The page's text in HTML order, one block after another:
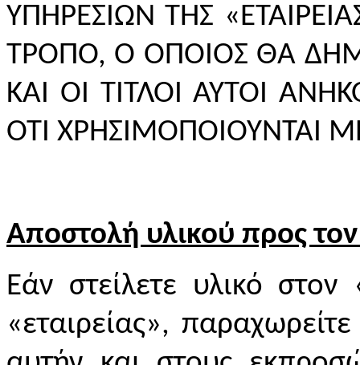
ΥΠΗΡΕΣΙΩΝ ΤΗΣ
ΤΡΟΠΟ, Ο ΟΠΟΙΟΣ ΘΑ
ΚΑΙ ΟΙ ΤΙΤΛΟΙ ΑΥΤΟΙ
ΟΤΙ ΧΡΗΣΙΜΟΠΟΙΟΥΝΤΑΙ
Αποστολή υλικού προς
Εάν στείλετε υλικό
«εταιρείας»,